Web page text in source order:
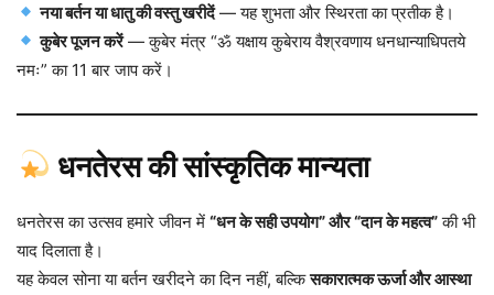
नया बर्तन या धातु की वस्तु खरीदें— यह शुभता और स्थिरता का प्रतीक है।
कुबेर पूजन करें— कुबेर मंत्र “ॐ यक्षाय कुबेराय वैश्रवणाय धनधान्याधिपतये
नमः” का 11 बार जाप करें।
धनतेरस की सांस्कृतिक मान्यता
धनतेरस का उत्सव हमारे जीवन में “धन के सही उपयोग” और “दान के महत्व”की भी
याद दिलाता है।
यह केवल सोना या बर्तन खरीदने का दिन नहीं, बल्किसकारात्मक ऊर्जा और आस्था